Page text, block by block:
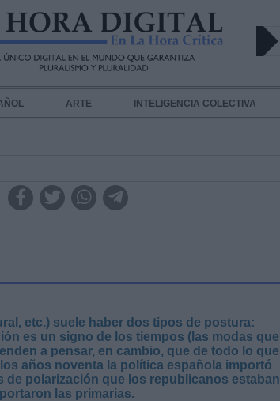
ARTE INTELIGENCIA COLECTIVA
etc.) suele haber dos tipos de postura:
es un signo de los tiempos (las modas que
a pensar, en cambio, que de todo lo que
años noventa la política española importó
polarización que los republicanos estaban
las primarias.